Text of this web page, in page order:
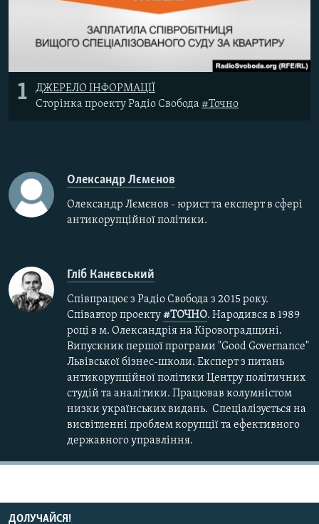
КТАТ
Усі сайти RFE/RL
1
ДЖЕРЕЛО ІНФОРМАЦІЇ
Сторінка проекту Радіо Свобода #Точно
Олександр Лємєнов
Олександр Лємєнов - юрист та експерт в сфері
антикорупційної політики.
Гліб Канєвський
Співпрацює з Радіо Свобода з 2015 року.
Співавтор проекту#ТОЧНО. Народився в 1989
році в м. Олександрія на Кіровоградщині.
Випускник першої програми "Good Governance"
Львівської бізнес-школи. Експерт з питань
антикорупційної політики Центру політичних
студій та аналітики. Працював колумністом
низки українських видань. Спеціалізується на
висвітленні проблем корупції та ефективного
державного управління.
ДОЛУЧАЙСЯ!